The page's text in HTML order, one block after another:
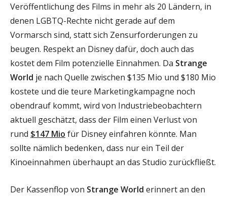
Veröffentlichung des Films in mehr als 20 Ländern, in
denen LGBTQ-Rechte nicht gerade auf dem
Vormarsch sind, statt sich Zensurforderungen zu
beugen. Respekt an Disney dafür, doch auch das
kostet dem Film potenzielle Einnahmen. Da Strange
World je nach Quelle zwischen $135 Mio und $180 Mio
kostete und die teure Marketingkampagne noch
obendrauf kommt, wird von Industriebeobachtern
aktuell geschätzt, dass der Film einen Verlust von
rund $147 Mio für Disney einfahren könnte. Man
sollte nämlich bedenken, dass nur ein Teil der
Kinoeinnahmen überhaupt an das Studio zurückfließt.
Der Kassenflop von Strange World erinnert an den